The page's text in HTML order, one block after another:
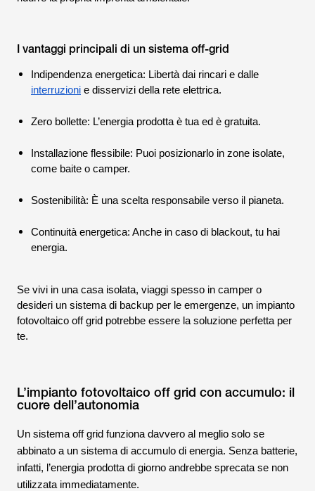
I vantaggi principali di un sistema off-grid
Indipendenza energetica: Libertà dai rincari e dalle
interruzioni e disservizi della rete elettrica.
Zero bollette: L’energia prodotta è tua ed è gratuita.
Installazione flessibile: Puoi posizionarlo in zone isolate,
come baite o camper.
Sostenibilità: È una scelta responsabile verso il pianeta.
Continuità energetica: Anche in caso di blackout, tu hai
energia.
Se vivi in una casa isolata, viaggi spesso in camper o
desideri un sistema di backup per le emergenze, un impianto
fotovoltaico off grid potrebbe essere la soluzione perfetta per
te.
L’impianto fotovoltaico off grid con accumulo: il
cuore dell’autonomia
Un sistema off grid funziona davvero al meglio solo se
abbinato a un sistema di accumulo di energia. Senza batterie,
infatti, l’energia prodotta di giorno andrebbe sprecata se non
utilizzata immediatamente.